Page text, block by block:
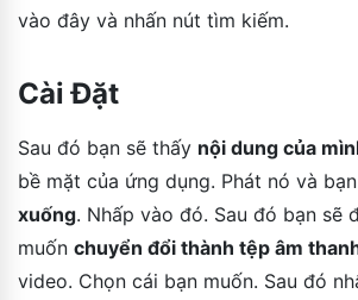
vào đây và nhấn nút tìm kiếm.
Cài Đặt
Sau đó bạn sẽ thấy nội dung của
bề mặt của ứng dụng. Phát nó và
xuống. Nhấp vào đó. Sau đó bạn sẽ
muốn chuyển đổi thành tệp âm
video. Chọn cái bạn muốn. Sau đó